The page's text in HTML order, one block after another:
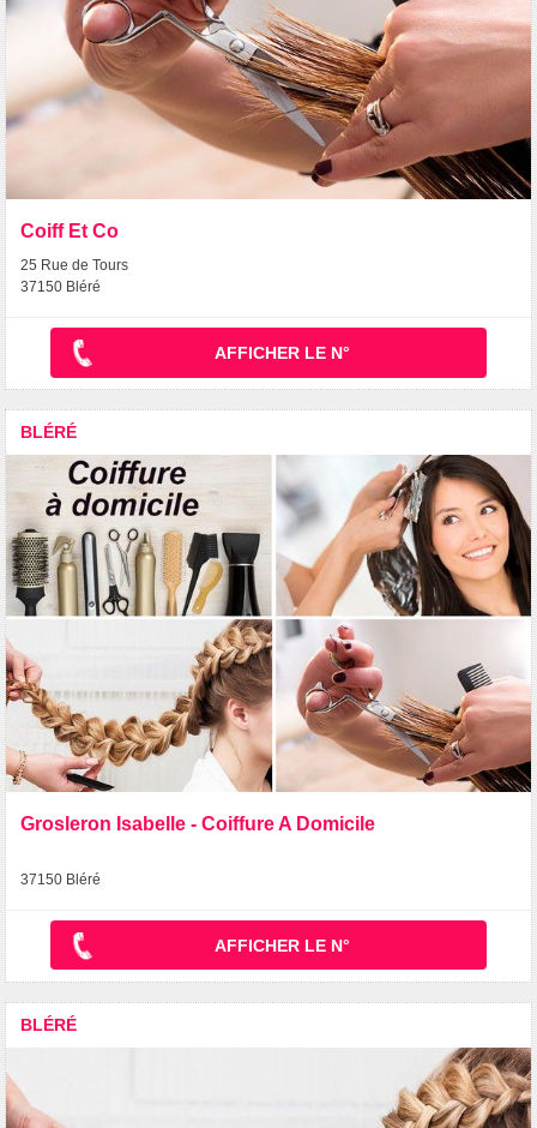
Coiff Et Co
25 Rue de Tours
37150 Bléré
AFFICHER LE N°
BLÉRÉ
Grosleron Isabelle - Coiffure A Domicile
37150 Bléré
AFFICHER LE N°
BLÉRÉ